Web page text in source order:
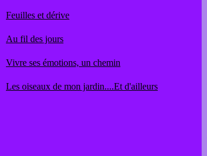
Feuilles et dérive
Au fil des jours
Vivre ses émotions, un chemin
Les oiseaux de mon jardin....Et d'ailleurs